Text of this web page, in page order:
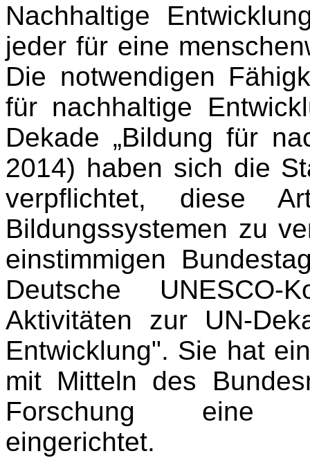
Nachhaltige
jeder für eine
Die notwendigen
für nachhaltige
Dekade „Bildung für
2014) haben sich die
verpflichtet, diese
Bildungssystemen zu
einstimmigen
Deutsche UNESCO-
Aktivitäten zur UN-
Entwicklung". Sie hat
mit Mitteln des
Forschung eine
eingerichtet.